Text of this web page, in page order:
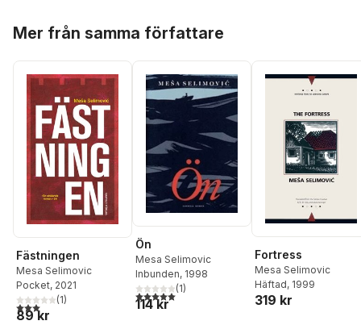
Mer från samma författare
Fästningen
Mesa Selimovic
Pocket, 2021
3,0utav 5 stjärnor. Totalt antal röster:
(1)
89 kr
Ön
Mesa Selimovic
Inbunden, 1998
5,0utav 5 stjärnor. Totalt antal röster:
(1)
114 kr
Fortress
Mesa Selimovic
Häftad, 1999
319 kr